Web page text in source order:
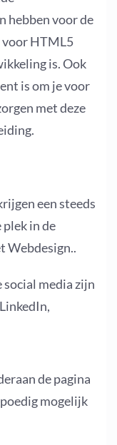
hebben voor de
voor HTML5
is. Ook
is om je voor
met deze
een steeds
in de
Webdesign..
media zijn
de pagina
mogelijk